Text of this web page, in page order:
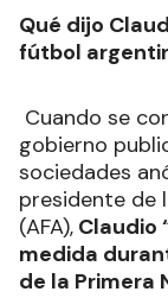
Qué dijo
fútbol
Cuando se
gobierno
sociedades
presidente de
(AFA), Claudio
medida
de la Primera